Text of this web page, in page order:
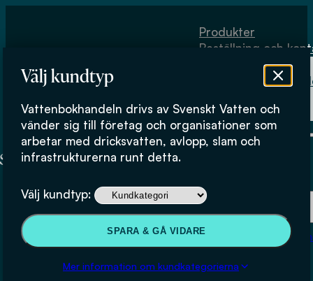
Välj kundtyp
Vattenbokhandeln drivs av Svenskt Vatten och
vänder sig till företag och organisationer som
arbetar med dricksvatten, avlopp, slam och
infrastrukturerna runt detta.
Välj kundtyp:
SPARA & GÅ VIDARE
Mer information om kundkategorierna
Produkter
Beställning och
Fysiskt lager
Beställning och kontakt
Om
Köpvillkor
ledningsnät
Sök & filtrera
Sök med fritext